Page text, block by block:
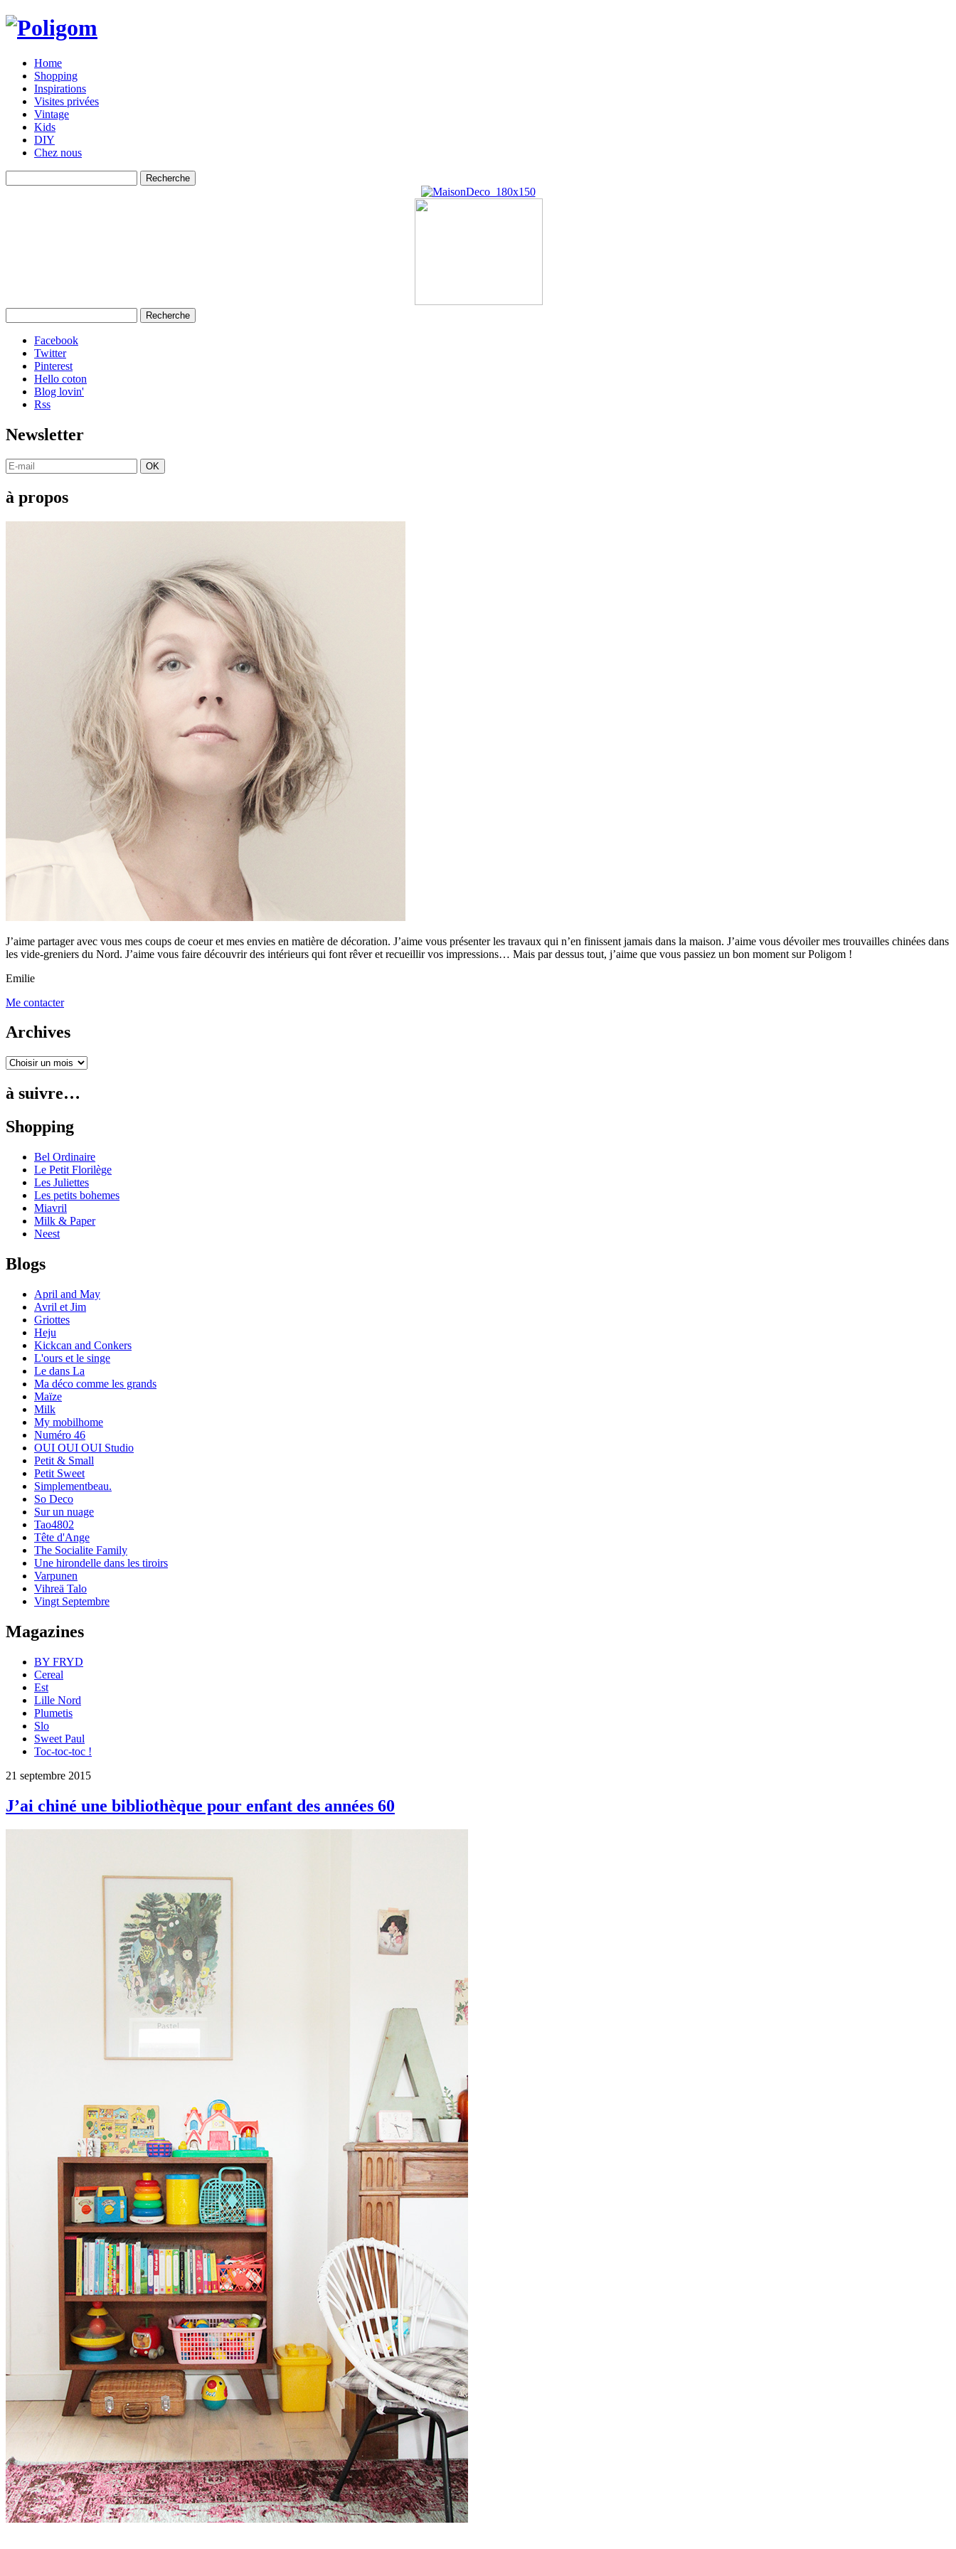
Home
Shopping
Inspirations
Visites privées
Vintage
Kids
DIY
Chez nous
Facebook
Twitter
Pinterest
Hello coton
Blog lovin'
Rss
Newsletter
OK
à propos
J’aime partager avec vous mes coups de coeur et mes envies en matière de décoration. J’aime vous présenter les travaux qui n’en finissent jamais dans la maison. J’aime vous dévoiler mes trouvailles chinées dans
les vide-greniers du Nord. J’aime vous faire découvrir des intérieurs qui font rêver et recueillir vos impressions… Mais par dessus tout, j’aime que vous passiez un bon moment sur Poligom !
Emilie
Me contacter
Archives
à suivre…
Shopping
Bel Ordinaire
Le Petit Florilège
Les Juliettes
Les petits bohemes
Miavril
Milk & Paper
Neest
Blogs
April and May
Avril et Jim
Griottes
Heju
Kickcan and Conkers
L'ours et le singe
Le dans La
Ma déco comme les grands
Maïze
Milk
My mobilhome
Numéro 46
OUI OUI OUI Studio
Petit & Small
Petit Sweet
Simplementbeau.
So Deco
Sur un nuage
Tao4802
Tête d'Ange
The Socialite Family
Une hirondelle dans les tiroirs
Varpunen
Vihreä Talo
Vingt Septembre
Magazines
BY FRYD
Cereal
Est
Lille Nord
Plumetis
Slo
Sweet Paul
Toc-toc-toc !
21 septembre 2015
J’ai chiné une bibliothèque pour enfant des années 60